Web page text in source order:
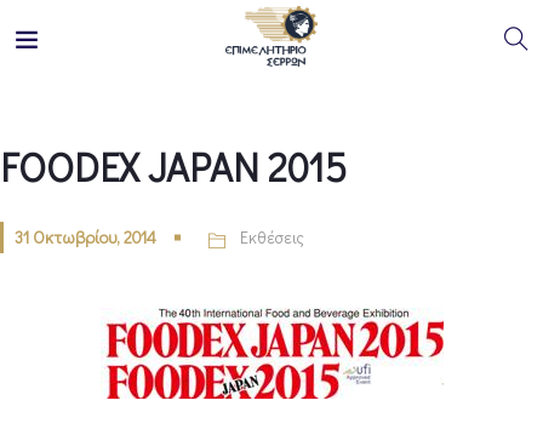
FOODEX JAPAN 2015
31 Οκτωβρίου, 2014 Εκθέσεις